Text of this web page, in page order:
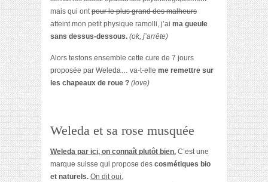
mais qui ontpour le plus grand des malheurs
atteint mon petit physique ramolli, j’ai ma gueule
sans dessus-dessous. (ok, j’arrête)
Alors testons ensemble cette cure de 7 jours
proposée par Weleda… va-t-elle me remettre sur
les chapeaux de roue ? (love)
Weleda et sa rose musquée
Weleda par ici, on connaît plutôt bien. C’est une
marque suisse qui propose des cosmétiques bio
et naturels. On dit oui.